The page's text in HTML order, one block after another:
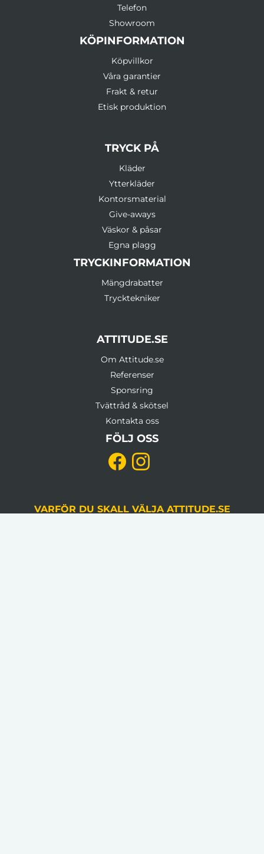
Telefon
Showroom
KÖPINFORMATION
Köpvillkor
Våra garantier
Frakt & retur
Etisk produktion
TRYCK PÅ
Kläder
Ytterkläder
Kontorsmaterial
Give-aways
Väskor & påsar
Egna plagg
TRYCKINFORMATION
Mängdrabatter
Trycktekniker
ATTITUDE.SE
Om Attitude.se
Referenser
Sponsring
Tvättråd & skötsel
Kontakta oss
FÖLJ OSS
VARFÖR DU SKALL VÄLJA ATTITUDE.SE